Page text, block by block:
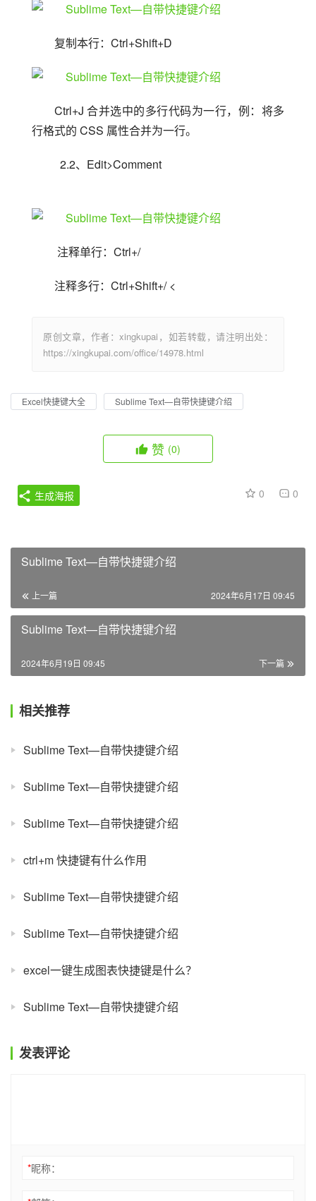
复制本行：Ctrl+Shift+D
Ctrl+J 合并选中的多行代码为一行，例：将多
行格式的 CSS 属性合并为一行。
  2.2、Edit>Comment
注释单行：Ctrl+/
注释多行：Ctrl+Shift+/ <
原创文章，作者：xingkupai，如若转载，请注明出处：
https://xingkupai.com/office/14978.html
Excel快捷键大全 Sublime Text—自带快捷键介绍
赞 (0)
0 0
生成海报
Sublime Text—自带快捷键介绍
上一篇 2024年6月17日 09:45
Sublime Text—自带快捷键介绍
下一篇
2024年6月19日 09:45
相关推荐
Sublime Text—自带快捷键介绍
Sublime Text—自带快捷键介绍
Sublime Text—自带快捷键介绍
ctrl+m 快捷键有什么作用
Sublime Text—自带快捷键介绍
Sublime Text—自带快捷键介绍
excel一键生成图表快捷键是什么？
Sublime Text—自带快捷键介绍
发表评论
*昵称：